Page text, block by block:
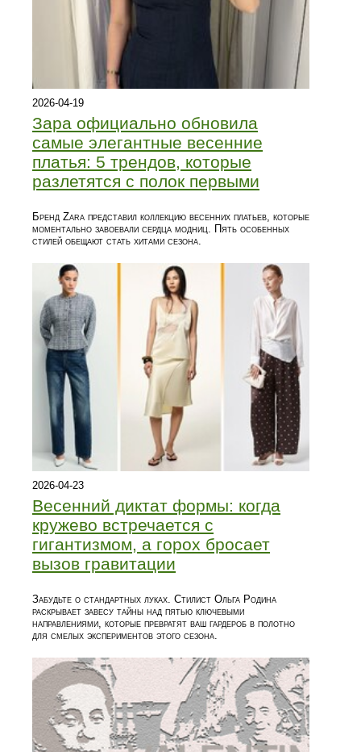
2026-04-19
Зара официально обновила
самые элегантные весенние
платья: 5 трендов, которые
разлетятся с полок первыми
Бренд Zara представил коллекцию весенних платьев, которые
моментально завоевали сердца модниц. Пять особенных
стилей обещают стать хитами сезона.
2026-04-23
Весенний диктат формы: когда
кружево встречается с
гигантизмом, а горох бросает
вызов гравитации
Забудьте о стандартных луках. Стилист Ольга Родина
раскрывает завесу тайны над пятью ключевыми
направлениями, которые превратят ваш гардероб в полотно
для смелых экспериментов этого сезона.